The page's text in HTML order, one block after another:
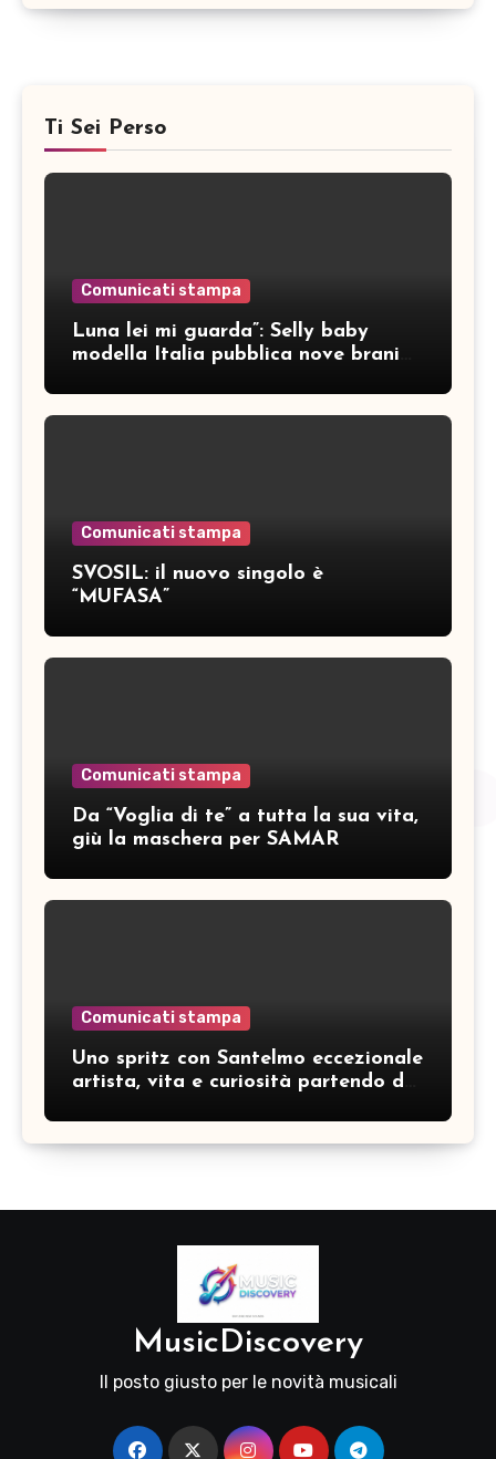
Ti Sei Perso
Comunicati stampa
Luna lei mi guarda”: Selly baby
modella Italia pubblica nove brani
Comunicati stampa
SVOSIL: il nuovo singolo è
“MUFASA”
Comunicati stampa
Da “Voglia di te” a tutta la sua vita,
giù la maschera per SAMAR
Comunicati stampa
Uno spritz con Santelmo eccezionale
artista, vita e curiosità partendo da
MusicDiscovery
Il posto giusto per le novità musicali